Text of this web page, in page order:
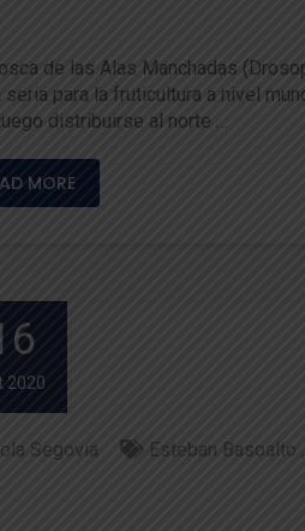
de las Alas Manchadas
seria para la fruticultura a nivel
distribuirse al norte …
MORE
2020
Segovia Esteban Basoalto